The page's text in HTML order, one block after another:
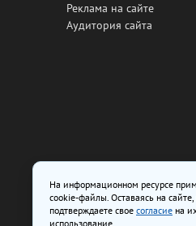
Реклама на сайте
Аудитория сайта
Все рекламные товары
изготовлена и
На сайте www.irk.ru
На информационном ресурсе
cookie-файлы. Оставаясь на
подтверждаете свое согласие на
использование.